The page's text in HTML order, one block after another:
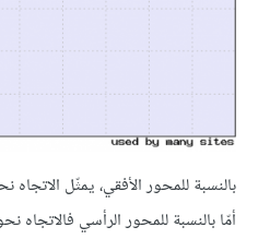
بالنسبة للمحور الأفقي، يمثّل
أمّا بالنسبة للمحور الرأسي